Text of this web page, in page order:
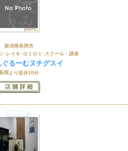
新潟県長岡市
･レイキ･ロミロミ･スクール・講座
るーむヌチグスイ
岡より徒歩10分